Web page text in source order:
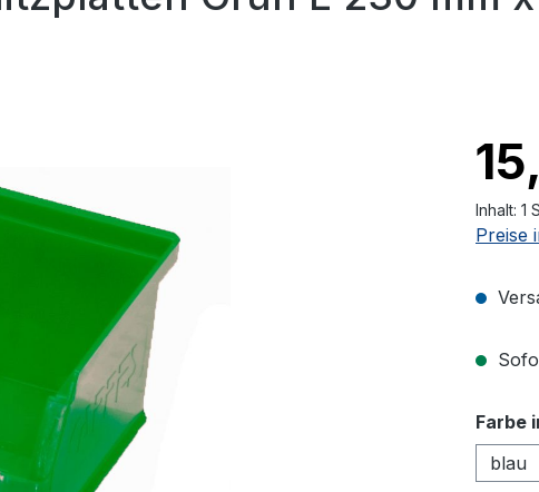
Inhalt: 1
Preise
Farbe
blau